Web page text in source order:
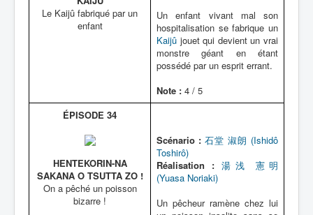
Le Kaijû fabriqué par un
enfant
Un enfant vivant mal son
hospitalisation se fabrique un
Kaijû jouet qui devient un vrai
monstre géant en étant
possédé par un esprit errant.
Note : 4 / 5
ÉPISODE 34
HENTEKORIN-NA
SAKANA O TSUTTA ZO !
On a pêché un poisson
bizarre !
Scénario : 石堂 淑朗 (Ishidô
Toshirô)
Réalisation : 湯浅 憲明
(Yuasa Noriaki)
Un pêcheur ramène chez lui